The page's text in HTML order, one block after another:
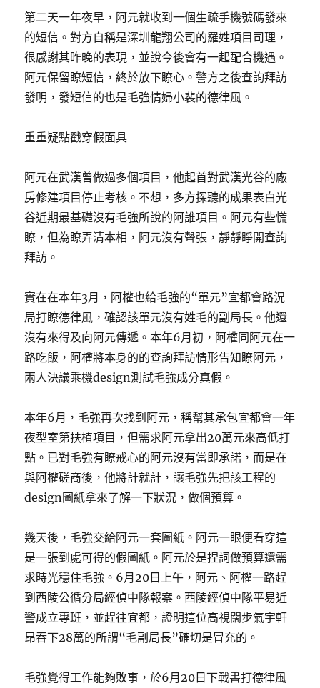
第二天一年夜早，阿元就收到一個生疏手機號碼發來
的短信。對方自稱是深圳龍翔公司的羅姓項目司理，
很感謝其昨晚的表現，並說今後會有一起配合機遇。
阿元保留瞭短信，終於放下瞭心。警方之後查詢拜訪
發明，發短信的也是毛強情婦小裴的德律風。
重重疑點戳穿假面具
阿元在武漢曾做過多個項目，他起首對武漢光谷的廠
房修建項目停止考核。不想，多方探聽的成果表白光
谷近期最基礎沒有毛強所說的阿誰項目。阿元有些慌
瞭，但為瞭弄清本相，阿元沒有聲張，靜靜睜開查詢
拜訪。
實在在本年3月，阿權也給毛強的“單元”宜都會路況
局打瞭德律風，確認該單元沒有姓毛的副局長。他還
沒有來得及向阿元傳遞。本年6月初，阿權同阿元在一
路吃飯，阿權將本身的的查詢拜訪情形告知瞭阿元，
兩人決議乘機design測試毛強成分真假。
本年6月，毛強再次找到阿元，稱幫其承包宜都會一年
夜型室第扶植項目，但需求阿元拿出20萬元來高低打
點。已對毛強有瞭戒心的阿元沒有當即承諾，而是在
與阿權磋商後，他將計就計，讓毛強先把該工程的
design圖紙拿來了解一下狀況，做個預算。
幾天後，毛強交給阿元一套圖紙。阿元一眼便看穿這
是一張到處可得的假圖紙。阿元於是捏詞做預算還需
求時光穩住毛強。6月20日上午，阿元、阿權一路趕
到西陵公循分局經偵中隊報案。西陵經偵中隊平易近
警成立專班，並趕往宜都，證明這位高視闊步氣宇軒
昂吞下28萬的所謂“毛副局長”確切是冒充的。
毛強覺得工作能夠敗事，於6月20日下戰書打德律風